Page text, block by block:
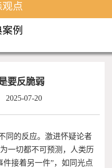
点
例
要反脆弱
2025-07-20
同的反应。激进怀疑论者
一切都不可预测，人类历
件接着另一件”，如同光点